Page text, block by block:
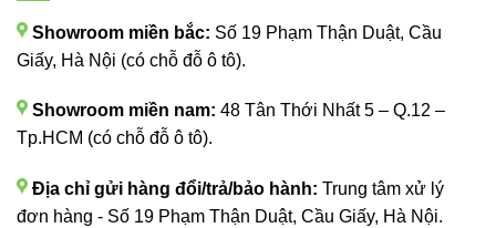
Showroom miền bắc: Số 19 Phạm Thận Duật, Cầu
Giấy, Hà Nội (có chỗ đỗ ô tô).
Showroom miền nam: 48 Tân Thới Nhất 5 – Q.12 –
Tp.HCM (có chỗ đỗ ô tô).
Địa chỉ gửi hàng đổi/trả/bảo hành: Trung tâm xử lý
đơn hàng - Số 19 Phạm Thận Duật, Cầu Giấy, Hà Nội.